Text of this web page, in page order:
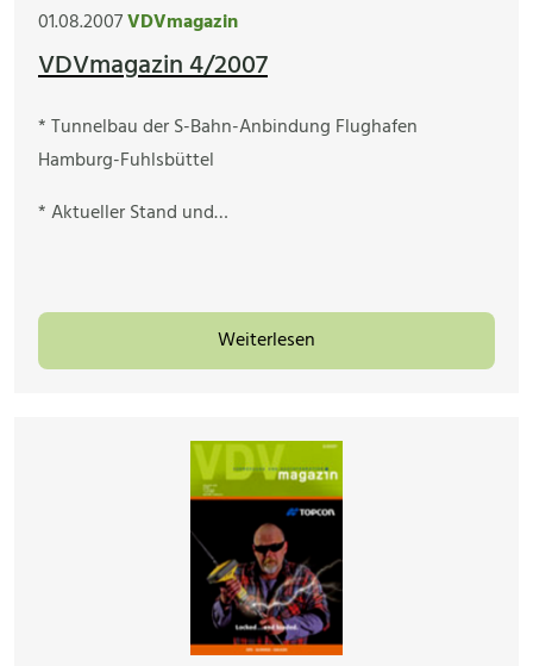
01.08.2007VDVmagazin
VDVmagazin 4/2007
* Tunnelbau der S-Bahn-Anbindung Flughafen
Hamburg-Fuhlsbüttel
* Aktueller Stand und…
Weiterlesen